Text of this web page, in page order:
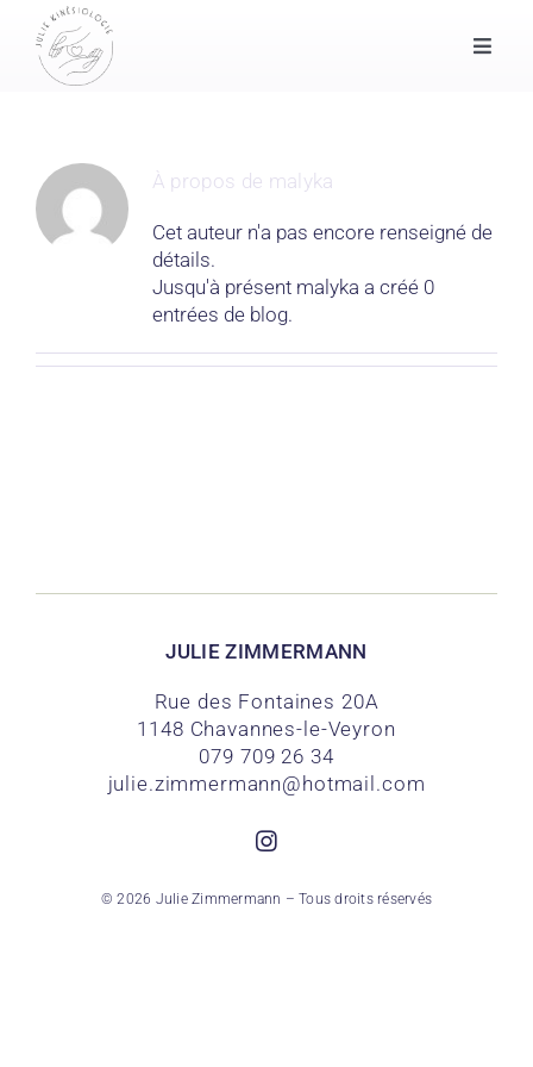
Passer
contenu
Toggle
Kinésiologie et consultations
Massage et yoga
Mon parcours
À propos de malyka
Cet auteur n'a pas encore renseigné de
détails.
Jusqu'à présent malyka a créé 0
entrées de blog.
JULIE ZIMMERMANN
Rue des Fontaines 20A
1148 Chavannes-le-Veyron
079 709 26 34
julie.zimmermann@hotmail.com
© 2026 Julie Zimmermann – Tous droits réservés